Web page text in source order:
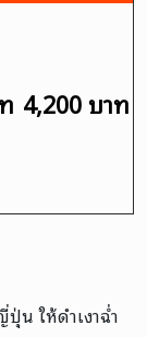
4,200 บาท
น ให้ดำเงาฉ่ำ